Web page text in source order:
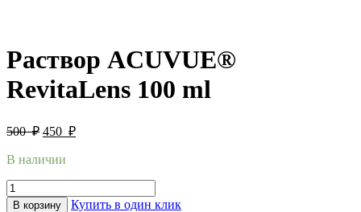
Раствор ACUVUE®
RevitaLens 100 ml
500₽ 450 ₽
В наличии
В корзину Купить в один клик